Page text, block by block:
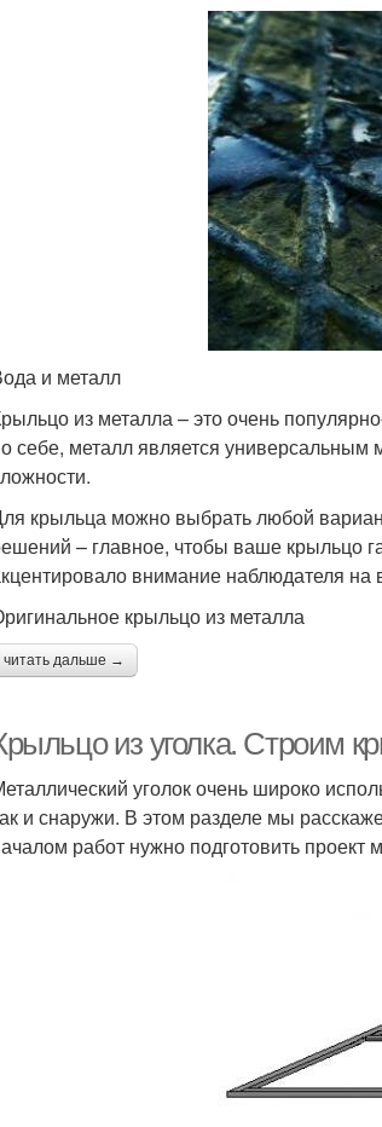
и металл
из металла – это очень
себе, металл является универсальным
крыльца можно выбрать любой
– главное, чтобы ваше крыльцо
внимание наблюдателя на
крыльцо из металла
читать дальше →
из уголка. Строим
уголок очень широко
и снаружи. В этом разделе мы
работ нужно подготовить проект